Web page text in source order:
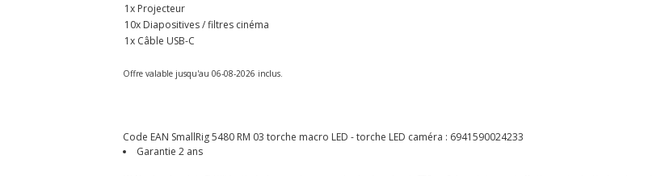
1x Projecteur
10x Diapositives / filtres cinéma
1x Câble USB-C
Offre valable jusqu'au 06-08-2026 inclus.
Code EAN SmallRig 5480 RM 03 torche macro LED - torche LED caméra : 6941590024233
Garantie 2 ans